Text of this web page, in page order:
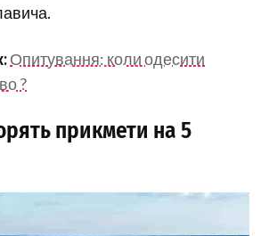
Опитування: коли одесити
?
прикмети на 5